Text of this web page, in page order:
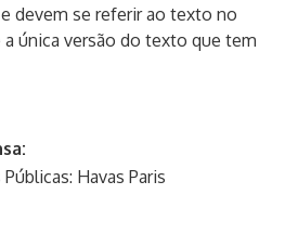
devem se referir ao texto no
única versão do texto que tem
Havas Paris